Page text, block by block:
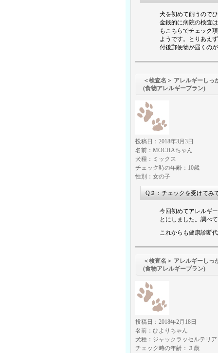
犬を初めて飼うので
金銭的に病院の検査
もこちらでチェック
ようです。とりあえ
付後郵便物が届くの
＜検査名＞ アレルギーし
(食物アレルギープラン)
投稿日：2018年3月3日
名前：MOCHAちゃん
犬種：ミックス
チェック時の年齢：10歳
性別：女の子
Q２：チェックを受けてみ
今回初めてアレルギ
とにしました。調べ
これからも健康診断
＜検査名＞ アレルギーし
(食物アレルギープラン)
投稿日：2018年2月18日
名前：ひよりちゃん
犬種：ジャックラッセルテリア
チェック時の年齢：３歳